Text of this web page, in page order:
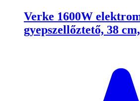
Verke 1600W
gyepszellőztető, 38